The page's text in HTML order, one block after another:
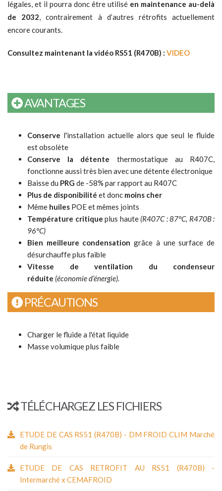
légales, et il pourra donc être utilisé en maintenance au-delà
de 2032, contrairement à d’autres rétrofits actuellement
encore courants.
Consultez maintenant la vidéo RS51 (R470B) : VIDEO
AVANTAGES
Conserve l'installation actuelle alors que seul le fluide
est obsolète
Conserve la détente thermostatique au R407C,
fonctionne aussi très bien avec une détente électronique
Baisse du PRG de -58% par rapport au R407C
Plus de disponibilité et donc moins cher
Même huiles POE et mêmes joints
Température critique plus haute (R407C : 87°C, R470B :
96°C)
Bien meilleure condensation grâce à une surface de
désurchauffe plus faible
Vitesse de ventilation du condenseur
réduite (économie d’énergie).
PRÉCAUTIONS
Charger le fluide a l'état liquide
Masse volumique plus faible
TÉLÉCHARGEZ LES FICHIERS
ETUDE DE CAS RS51 (R470B) - DM FROID CLIM Marché
de Rungis
ETUDE DE CAS RETROFIT AU RS51 (R470B) -
Intermarché x CEMAFROID